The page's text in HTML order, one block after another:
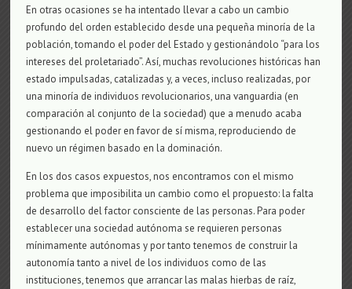
En otras ocasiones se ha intentado llevar a cabo un cambio
profundo del orden establecido desde una pequeña minoría de la
población, tomando el poder del Estado y gestionándolo “para los
intereses del proletariado”. Así, muchas revoluciones históricas han
estado impulsadas, catalizadas y, a veces, incluso realizadas, por
una minoría de individuos revolucionarios, una vanguardia (en
comparación al conjunto de la sociedad) que a menudo acaba
gestionando el poder en favor de sí misma, reproduciendo de
nuevo un régimen basado en la dominación.
En los dos casos expuestos, nos encontramos con el mismo
problema que imposibilita un cambio como el propuesto: la falta
de desarrollo del factor consciente de las personas. Para poder
establecer una sociedad autónoma se requieren personas
mínimamente autónomas y por tanto tenemos de construir la
autonomía tanto a nivel de los individuos como de las
instituciones, tenemos que arrancar las malas hierbas de raíz,